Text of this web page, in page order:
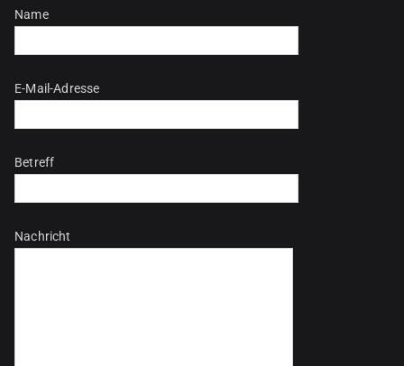
Name
E-Mail-Adresse
Betreff
Nachricht